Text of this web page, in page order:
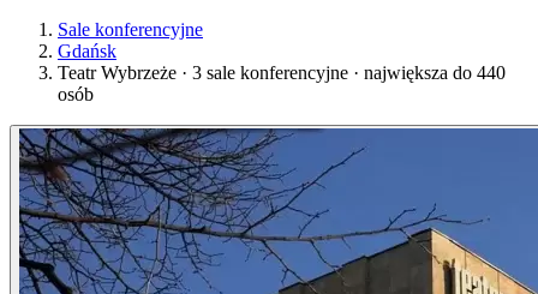
Sale konferencyjne
Gdańsk
Teatr Wybrzeże · 3 sale konferencyjne · największa do 440
osób